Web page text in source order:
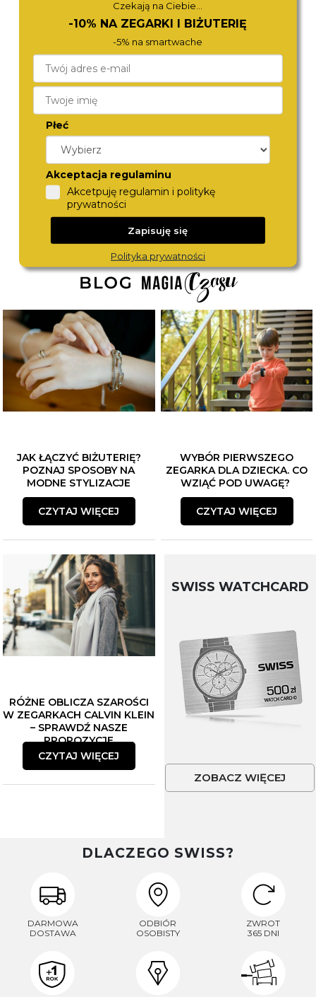
DIESEL
1 290,-
JAK ŁĄCZYĆ BIŻUTERIĘ?
POZNAJ SPOSOBY NA
MODNE STYLIZACJE
CZYTAJ WIĘCEJ
WYBÓR PIERWSZEGO
ZEGARKA DLA DZIECKA. CO
WZIĄĆ POD UWAGĘ?
CZYTAJ WIĘCEJ
RÓŻNE OBLICZA SZAROŚCI
W ZEGARKACH CALVIN KLEIN
– SPRAWDŹ NASZE
PROPOZYCJE
CZYTAJ WIĘCEJ
SWISS WATCHCARD
ZOBACZ WIĘCEJ
DLACZEGO SWISS?
DARMOWA
DOSTAWA
ODBIÓR
OSOBISTY
ZWROT
365 DNI
Czekają na Ciebie...
-10% NA ZEGARKI I BIŻUTERIĘ
-5% na smartwache
Płeć
Akceptacja regulaminu
Akcetpuję regulamin i politykę
prywatności
Zapisuję się
Polityka prywatności